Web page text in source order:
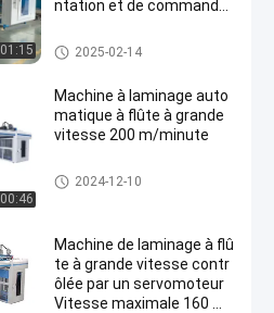
01:15
ntation et de commande
ée ondulée
Machine à grande vitesse Lign
e de contre-collage
2025-02-14
00:46
Machine à laminage auto
matique à flûte à grande
vitesse 200 m/minute
Machine automatique Ligne d
e contre-collage
2024-12-10
Machine de laminage à flû
te à grande vitesse contr
ôlée par un servomoteur
Vitesse maximale 160 m/